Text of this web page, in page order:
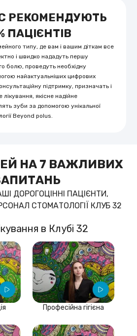
РЕКОМЕНДУЮТЬ
ПАЦІЄНТІВ
типу, де вам і вашим діткам все
і швидко нададуть першу
болю, проведуть необхідну
найактуальніших цифрових
підтримку, призначать і
якісне надійне
зуби за допомогою унікальної
Вeyond polus.
НА 7 ВАЖЛИВИХ
ДОРОГОЦІННІ ПАЦІЄНТИ,
СТОМАТОЛОГІЇ КЛУБ 32
Професійна гігієна
в Клубі 32